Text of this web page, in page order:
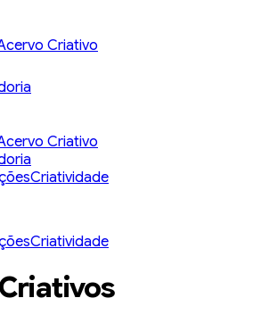
Criativo
Criativo
Criatividade
Criatividade